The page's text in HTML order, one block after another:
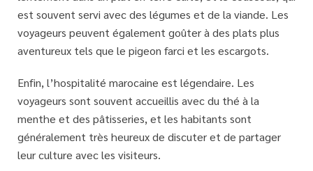
est souvent servi avec des légumes et de la viande. Les
voyageurs peuvent également goûter à des plats plus
aventureux tels que le pigeon farci et les escargots.
Enfin, l’hospitalité marocaine est légendaire. Les
voyageurs sont souvent accueillis avec du thé à la
menthe et des pâtisseries, et les habitants sont
généralement très heureux de discuter et de partager
leur culture avec les visiteurs.